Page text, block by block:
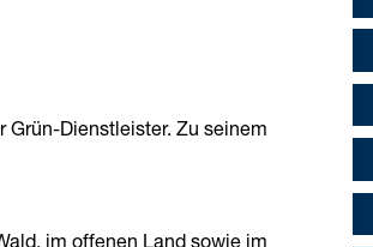
Grün-Dienstleister. Zu seinem